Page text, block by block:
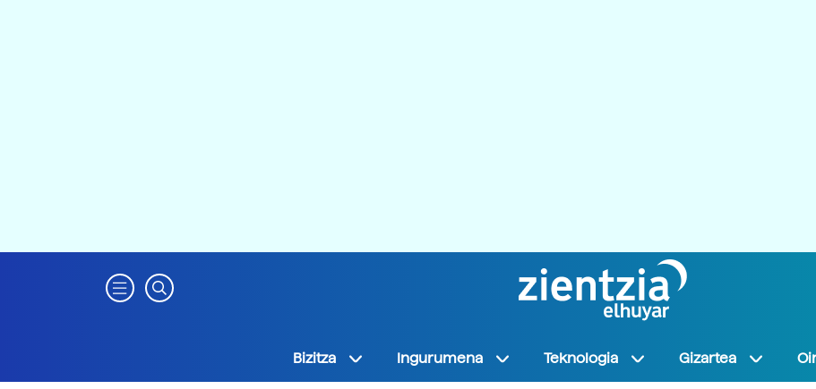
Bizitza Ingurumena Teknologia Gizartea